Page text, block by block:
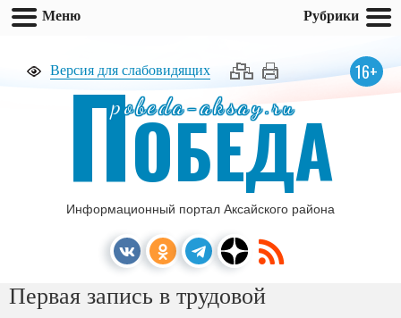
Версия для слабовидящих 16+
pobeda-aksay.ru
ПОБЕДА
Информационный портал Аксайского района
Первая запись в трудовой
Меню Рубрики